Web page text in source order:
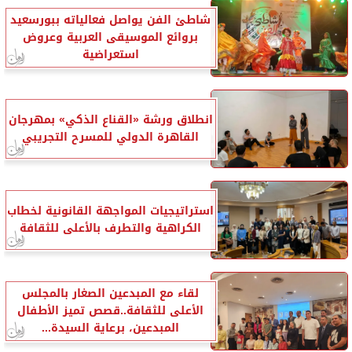
شاطئ الفن يواصل فعالياته ببورسعيد
بروائع الموسيقى العربية وعروض
استعراضية
انطلاق ورشة «القناع الذكي» بمهرجان
القاهرة الدولي للمسرح التجريبي
استراتيجيات المواجهة القانونية لخطاب
الكراهية والتطرف بالأعلى للثقافة
لقاء مع المبدعين الصغار بالمجلس
الأعلى للثقافة..قصص تميز الأطفال
المبدعين، برعاية السيدة...